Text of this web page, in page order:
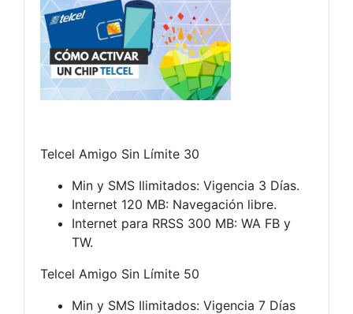
Telcel Amigo Sin Límite 30
Min y SMS Ilimitados: Vigencia 3 Días.
Internet 120 MB: Navegación libre.
Internet para RRSS 300 MB: WA FB y
TW.
Telcel Amigo Sin Límite 50
Min y SMS Ilimitados: Vigencia 7 Días